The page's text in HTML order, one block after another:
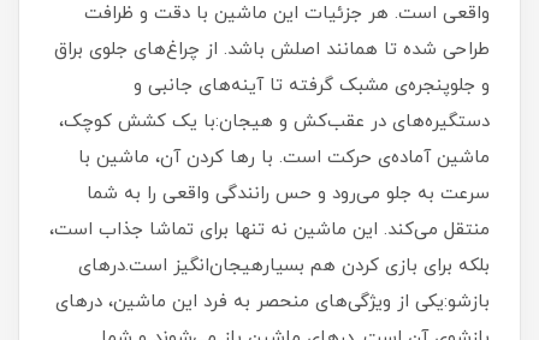
واقعی است. هر جزئیات این ماشین با دقت و ظرافت
طراحی شده تا همانند اصلش باشد. از چراغ‌های جلوی براق
و جلوپنجره‌ی مشبک گرفته تا آینه‌های جانبی و
دستگیره‌های در عقب‌کش و هیجان:با یک کشش کوچک،
ماشین آماده‌ی حرکت است. با رها کردن آن، ماشین با
سرعت به جلو می‌رود و حس رانندگی واقعی را به شما
منتقل می‌کند. این ماشین نه تنها برای تماشا جذاب است،
بلکه برای بازی کردن هم بسیارهیجان‌انگیز است.درهای
بازشو:یکی از ویژگی‌های منحصر به فرد این ماشین، درهای